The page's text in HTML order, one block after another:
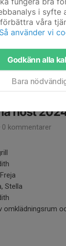
varandra om ni
åt att städa
höst
0 kommentarer
Stella
omklädningsrum
i syfte
förbättra våra
Så använder vi
Godkänn alla
Bara